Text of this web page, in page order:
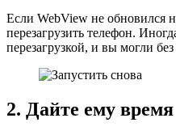
Если WebView не обновился
перезагрузить телефон.
перезагрузкой, и вы могли
2. Дайте ему время